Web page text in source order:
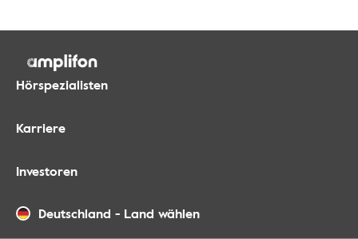
Hörspezialisten
Karriere
Investoren
Deutschland - Land wählen